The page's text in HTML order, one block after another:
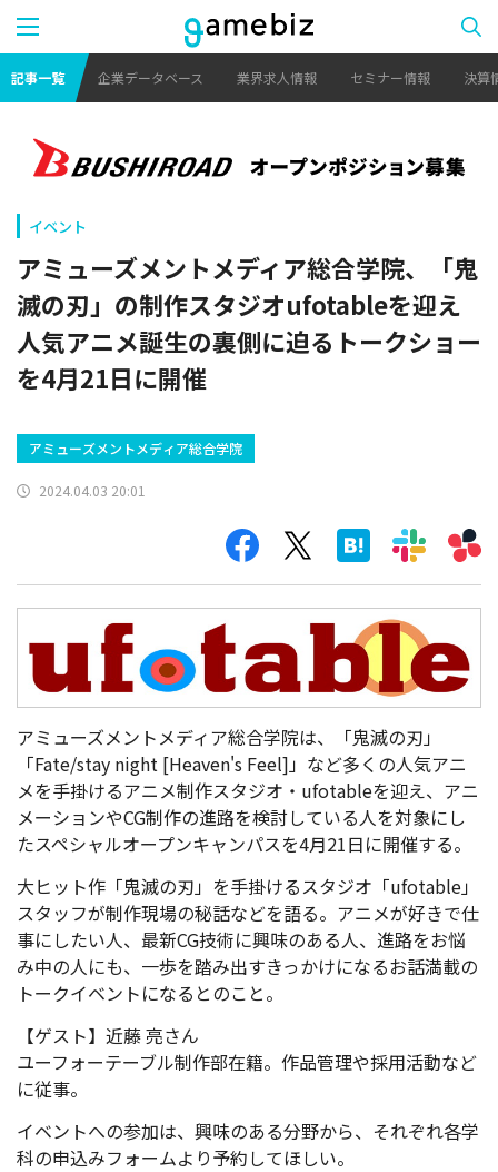
記事一覧 企業データベース 業界求人情報 セミナー情報 決算
イベント
アミューズメントメディア総合学院、「鬼
滅の刃」の制作スタジオufotableを迎え
人気アニメ誕生の裏側に迫るトークショー
を4月21日に開催
アミューズメントメディア総合学院
2024.04.03 20:01
アミューズメントメディア総合学院は、「鬼滅の刃」
「Fate/stay night [Heaven's Feel]」など多くの人気アニ
メを手掛けるアニメ制作スタジオ・ufotableを迎え、アニ
メーションやCG制作の進路を検討している人を対象にし
たスペシャルオープンキャンパスを4月21日に開催する。
大ヒット作「鬼滅の刃」を手掛けるスタジオ「ufotable」
スタッフが制作現場の秘話などを語る。アニメが好きで仕
事にしたい人、最新CG技術に興味のある人、進路をお悩
み中の人にも、一歩を踏み出すきっかけになるお話満載の
トークイベントになるとのこと。
【ゲスト】近藤 亮さん
ユーフォーテーブル制作部在籍。作品管理や採用活動など
に従事。
イベントへの参加は、興味のある分野から、それぞれ各学
科の申込みフォームより予約してほしい。